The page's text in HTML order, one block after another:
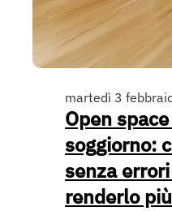
martedì 3
Open
soggiorno:
senza
renderlo